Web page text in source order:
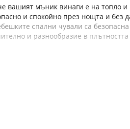
вашият мъник винаги е на топло
и спокойно през нощта и без
спални чували са
и разнообразие в